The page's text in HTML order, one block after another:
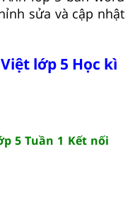
sửa và cập nhật
lớp 5 Học kì
5 Tuần 1 Kết nối